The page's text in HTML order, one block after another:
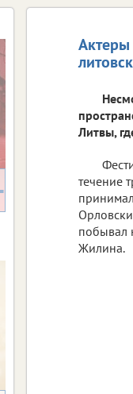
Актеры
Литвы,
течение
побывал
Жилина.